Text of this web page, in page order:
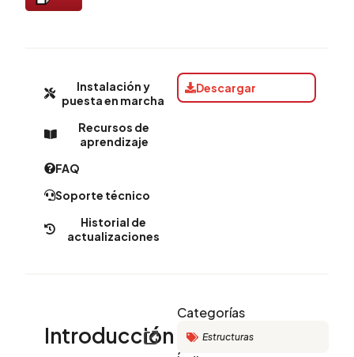
Instalación y
puesta en marcha
Recursos de
aprendizaje
FAQ
Soporte técnico
Historial de
actualizaciones
Descargar
Categorías
Estructuras
Introducción